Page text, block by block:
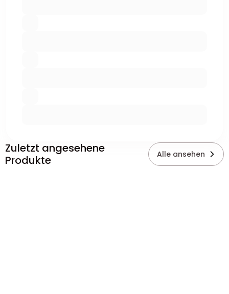
Zuletzt angesehene
Produkte
Alle ansehen